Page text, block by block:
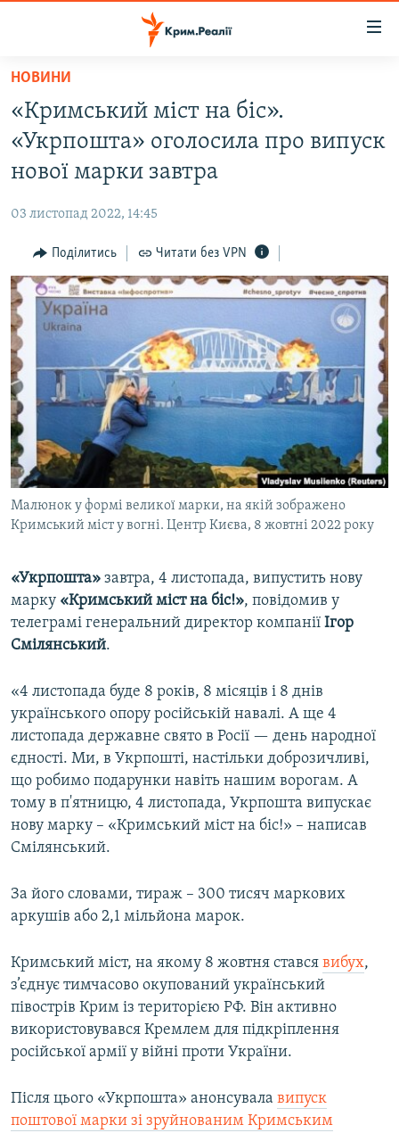
Перейти
основного
матеріалу
Перейти
до
основної
Перейти
до
пошуку
ВОДА.КРИМ
ВІДЕО ТА ФОТО
БЛОГИ
ПОГЛЯД
ІНТЕРВ'Ю
ВСЕ ЗА ДЕНЬ
СПЕЦПРОЕКТИ
ДЕПОРТАЦІЯ
ВІДЕОУРОКИ «ELIFBE»
СВІДЧЕННЯ ОКУПАЦІЇ
УКРАЇНСЬКА ПРОБЛЕМА КРИМУ
ІНФОГРАФІКА
ЯК ОБІЙТИ БЛОКУВАННЯ
Русский
Qırımtatar
ДОЛУЧАЙСЯ!
Усі сайти RFE/RL
НОВИНИ
«Кримський міст на біс».
«Укрпошта» оголосила про випуск
нової марки завтра
03 листопад 2022, 14:45
Поділитись Читати без VPN
Малюнок у формі великої марки, на якій зображено
Кримський міст у вогні. Центр Києва, 8 жовтні 2022 року
«Укрпошта» завтра, 4 листопада, випустить нову
марку «Кримський міст на біс!», повідомив у
телеграмі генеральний директор компанії Ігор
Смілянський.
«4 листопада буде 8 років, 8 місяців і 8 днів
українського опору російській навалі. А ще 4
листопада державне свято в Росії — день народної
єдності. Ми, в Укрпошті, настільки доброзичливі,
що робимо подарунки навіть нашим ворогам. А
тому в п'ятницю, 4 листопада, Укрпошта випускає
нову марку – «Кримський міст на біс!» – написав
Смілянський.
За його словами, тираж – 300 тисяч маркових
аркушів або 2,1 мільйона марок.
Кримський міст, на якому 8 жовтня стався вибух,
з’єднує тимчасово окупований український
півострів Крим із територією РФ. Він активно
використовувався Кремлем для підкріплення
російської армії у війні проти України.
Після цього «Укрпошта» анонсувала випуск
поштової марки зі зруйнованим Кримським